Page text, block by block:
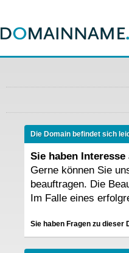
Die Domain befindet sich
Sie haben
Gerne können Sie
beauftragen. Die
Im Falle eines
Sie haben Fragen zu dieser